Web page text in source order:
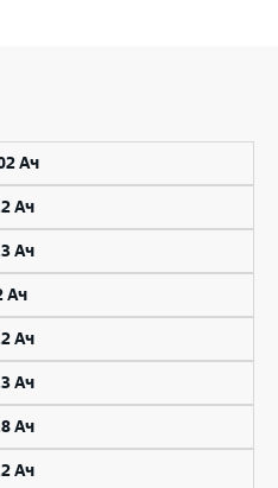
Ач
Ач
Ач
Ач
Ач
Ач
Ач
Ач